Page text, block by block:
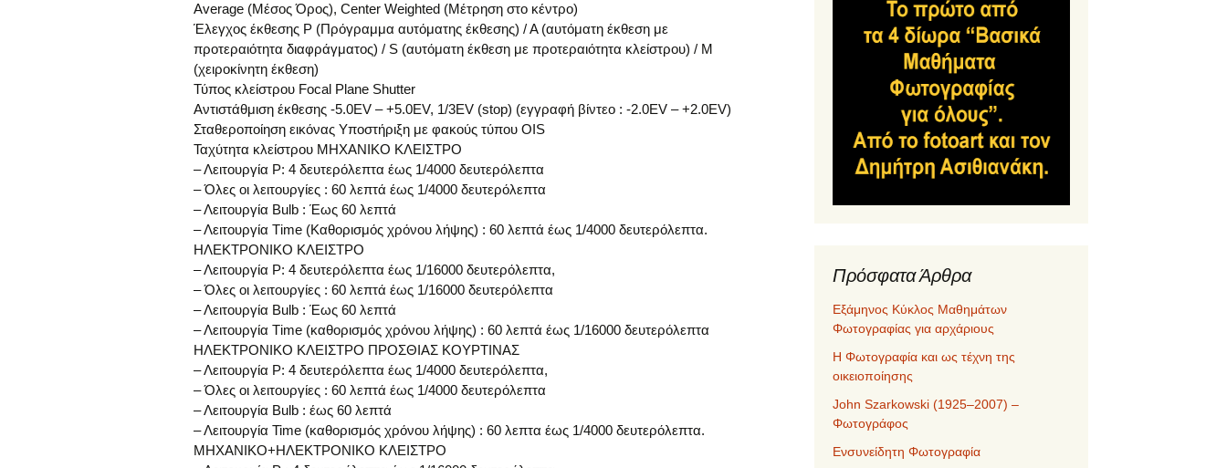
Average (Μέσος Όρος), Center Weighted (Μέτρηση στο κέντρο)
Έλεγχος έκθεσης P (Πρόγραμμα αυτόματης έκθεσης) / A (αυτόματη έκθεση με
προτεραιότητα διαφράγματος) / S (αυτόματη έκθεση με προτεραιότητα κλείστρου) / Μ
(χειροκίνητη έκθεση)
Τύπος κλείστρου Focal Plane Shutter
Αντιστάθμιση έκθεσης -5.0EV – +5.0EV, 1/3EV (stop) (εγγραφή βίντεο : -2.0EV – +2.0EV)
Σταθεροποίηση εικόνας Υποστήριξη με φακούς τύπου OIS
Ταχύτητα κλείστρου ΜΗΧΑΝΙΚΟ ΚΛΕΙΣΤΡΟ
– Λειτουργία Ρ: 4 δευτερόλεπτα έως 1/4000 δευτερόλεπτα
– Όλες οι λειτουργίες : 60 λεπτά έως 1/4000 δευτερόλεπτα
– Λειτουργία Bulb : Έως 60 λεπτά
– Λειτουργία Τime (Καθορισμός χρόνου λήψης) : 60 λεπτά έως 1/4000 δευτερόλεπτα.
ΗΛΕΚΤΡΟΝΙΚΟ ΚΛΕΙΣΤΡΟ
– Λειτουργία Ρ: 4 δευτερόλεπτα έως 1/16000 δευτερόλεπτα,
– Όλες οι λειτουργίες : 60 λεπτά έως 1/16000 δευτερόλεπτα
– Λειτουργία Bulb : Έως 60 λεπτά
– Λειτουργία Τime (καθορισμός χρόνου λήψης) : 60 λεπτά έως 1/16000 δευτερόλεπτα
ΗΛΕΚΤΡΟΝΙΚΟ ΚΛΕΙΣΤΡΟ ΠΡΟΣΘΙΑΣ ΚΟΥΡΤΙΝΑΣ
– Λειτουργία Ρ: 4 δευτερόλεπτα έως 1/4000 δευτερόλεπτα,
– Όλες οι λειτουργίες : 60 λεπτά έως 1/4000 δευτερόλεπτα
– Λειτουργία Bulb : έως 60 λεπτά
– Λειτουργία Time (καθορισμός χρόνου λήψης) : 60 λεπτα έως 1/4000 δευτερόλεπτα.
ΜΗΧΑΝΙΚΟ+ΗΛΕΚΤΡΟΝΙΚΟ ΚΛΕΙΣΤΡΟ
Πρόσφατα Άρθρα
Εξάμηνος Κύκλος Μαθημάτων
Φωτογραφίας για αρχάριους
Η Φωτογραφία και ως τέχνη της
οικειοποίησης
John Szarkowski (1925–2007) –
Φωτογράφος
Ενσυνείδητη Φωτογραφία